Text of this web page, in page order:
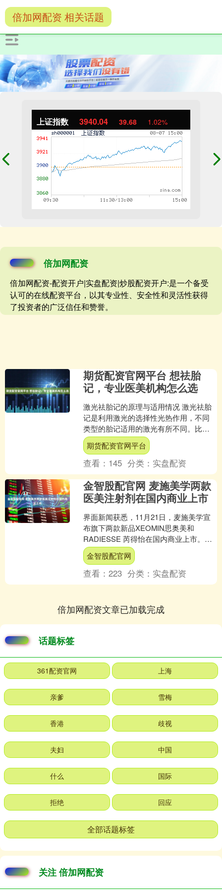
上证指数 3940.04 39.68 1.02%
倍加网配资
倍加网配资-配资开户|实盘配资|炒股配资开户:是一个备受
认可的在线配资平台，以其专业性、安全性和灵活性获得
了投资者的广泛信任和赞誉。
倍加网配资 相关话题
期货配资官网平台 想祛胎
记，专业医美机构怎么选
激光祛胎记的原理与适用情况 激光祛胎
记是利用激光的选择性光热作用，不同
类型的胎记适用的激光有所不同。比如
血管性胎记常用脉冲染料激光或光动力
疗法，色素性胎记则多用....
期货配资官网平台
查看： 145 分类： 实盘配资
金智股配官网 麦施美学两款
医美注射剂在国内商业上市
界面新闻获悉，11月21日，麦施美学宣
布旗下两款新品XEOMIN思奥美和
RADIESSE 芮得怡在国内商业上市。
XEOMIN思奥美为一款注射用A型肉毒毒
素，RA....
金智股配官网
查看：223 分类： 实盘配资
倍加网配资文章已加载完成
话题标签
361配资官网 上海
亲爹 雪梅
香港 歧视
夫妇 中国
什么 国际
拒绝 回应
全部话题标签
关注 倍加网配资